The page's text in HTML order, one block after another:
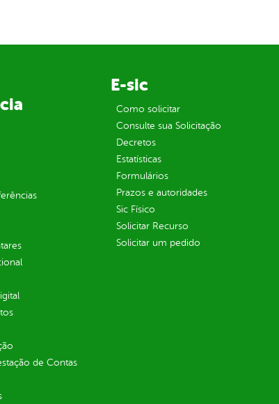
de Contas
E-sic
Como solicitar
Consulte sua Solicitação
Decretos
Estatísticas
Formulários
Prazos e autoridades
Sic Físico
Solicitar Recurso
Solicitar um pedido